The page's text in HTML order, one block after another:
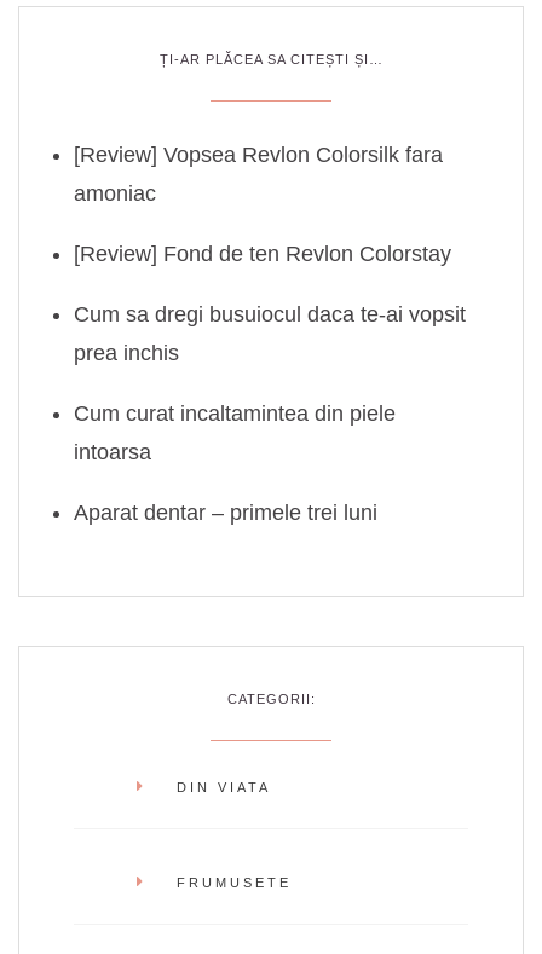
ȚI-AR PLĂCEA SA CITEȘTI ȘI…
[Review] Vopsea Revlon Colorsilk fara
amoniac
[Review] Fond de ten Revlon Colorstay
Cum sa dregi busuiocul daca te-ai vopsit
prea inchis
Cum curat incaltamintea din piele
intoarsa
Aparat dentar – primele trei luni
CATEGORII:
DIN VIATA
FRUMUSETE